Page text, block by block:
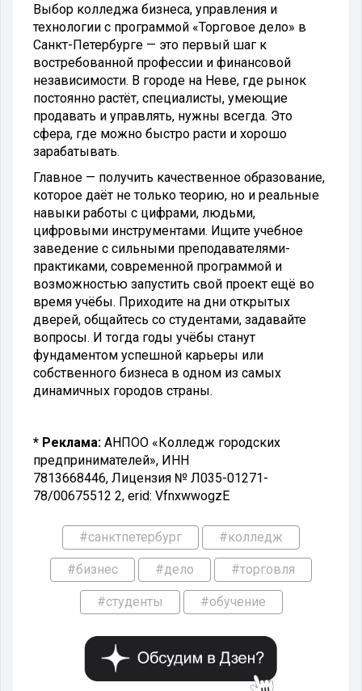
Выбор колледжа бизнеса, управления и
технологии с программой «Торговое дело» в
Санкт-Петербурге — это первый шаг к
востребованной профессии и финансовой
независимости. В городе на Неве, где рынок
постоянно растёт, специалисты, умеющие
продавать и управлять, нужны всегда. Это
сфера, где можно быстро расти и хорошо
зарабатывать.
Главное — получить качественное образование,
которое даёт не только теорию, но и реальные
навыки работы с цифрами, людьми,
цифровыми инструментами. Ищите учебное
заведение с сильными преподавателями-
практиками, современной программой и
возможностью запустить свой проект ещё во
время учёбы. Приходите на дни открытых
дверей, общайтесь со студентами, задавайте
вопросы. И тогда годы учёбы станут
фундаментом успешной карьеры или
собственного бизнеса в одном из самых
динамичных городов страны.
* Реклама: АНПОО «Колледж городских
предпринимателей», ИНН
7813668446, Лицензия № Л035-01271-
78/00675512 2, erid: VfnxwwogzE
#санктпетербург #колледж
#бизнес #дело #торговля
#студенты #обучение